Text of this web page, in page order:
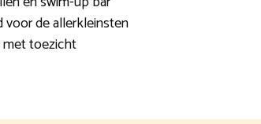
de allerkleinsten
met toezicht